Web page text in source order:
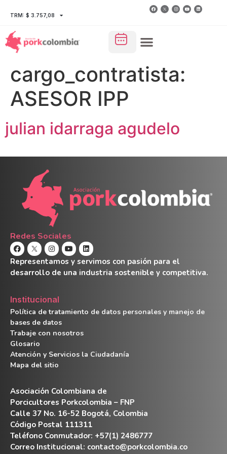
TRM: $ 3.757,08
cargo_contratista:
ASESOR IPP
julian idarraga agudelo
Redes Sociales
Representamos y servimos con pasión para el
desarrollo de una industria sostenible y competitiva.
Institucional
Política de tratamiento de datos personales y manejo de
bases de datos
Trabaje con nosotros
Glosario
Atención y Servicios la Ciudadanía
Mapa del sitio
Asociación Colombiana de
Porcicultores Porkcolombia – FNP
Calle 37 No. 16-52 Bogotá, Colombia
Código Postal 111311
Teléfono Conmutador: +57(1) 2486777
Correo Institucional: contacto@porkcolombia.co